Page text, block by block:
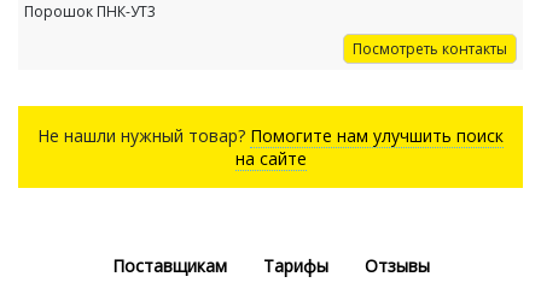
Порошок ПНК-УТ3
Посмотреть контакты
Не нашли нужный товар? Помогите нам улучшить поиск
на сайте
Поставщикам Тарифы Отзывы